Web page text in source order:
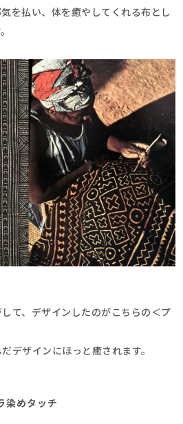
を払い、体を癒やしてくれる布とし
て、デザインしたのがこちらの＜プ
デザインにほっと癒されます。
染めタッチ